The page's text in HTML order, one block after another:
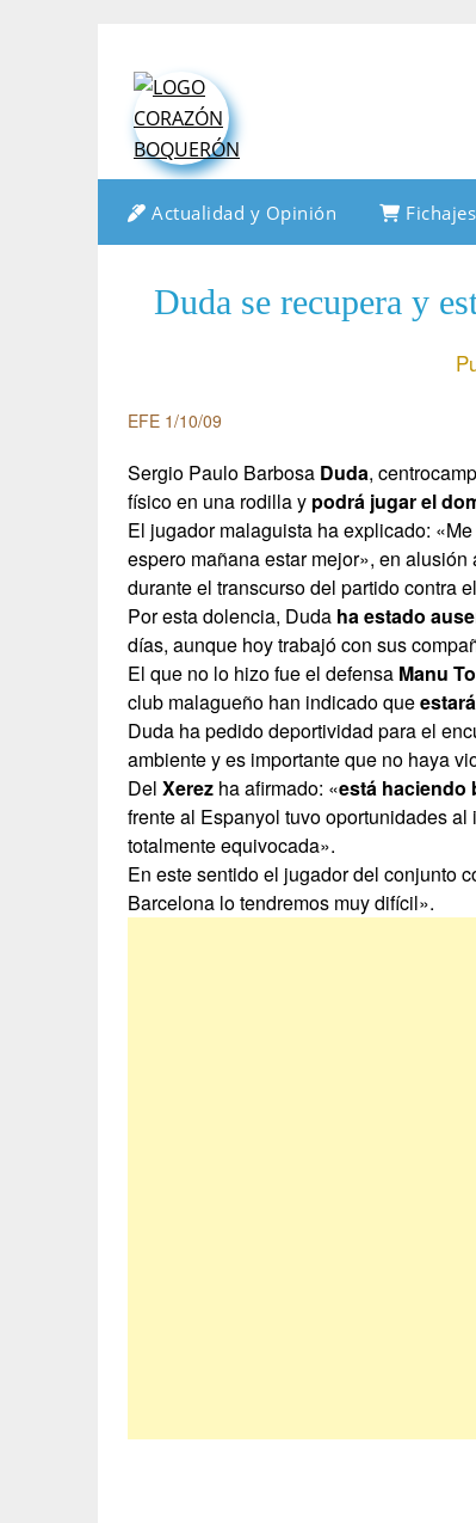
Actualidad y Opinión Fichajes
Duda se recupera y
EFE 1/10/09
Sergio Paulo Barbosa Duda,
físico en una rodilla y podrá jugar el
El jugador malaguista ha explicado:
espero mañana estar mejor», en
durante el transcurso del partido contra
Por esta dolencia, Duda ha estado
días, aunque hoy trabajó con sus
El que no lo hizo fue el defensa Manu
club malagueño han indicado que
Duda ha pedido deportividad para el
ambiente y es importante que no haya
Del Xerez ha afirmado: «está haciendo
frente al Espanyol tuvo oportunidades
totalmente equivocada».
En este sentido el jugador del conjunto
Barcelona lo tendremos muy difícil».